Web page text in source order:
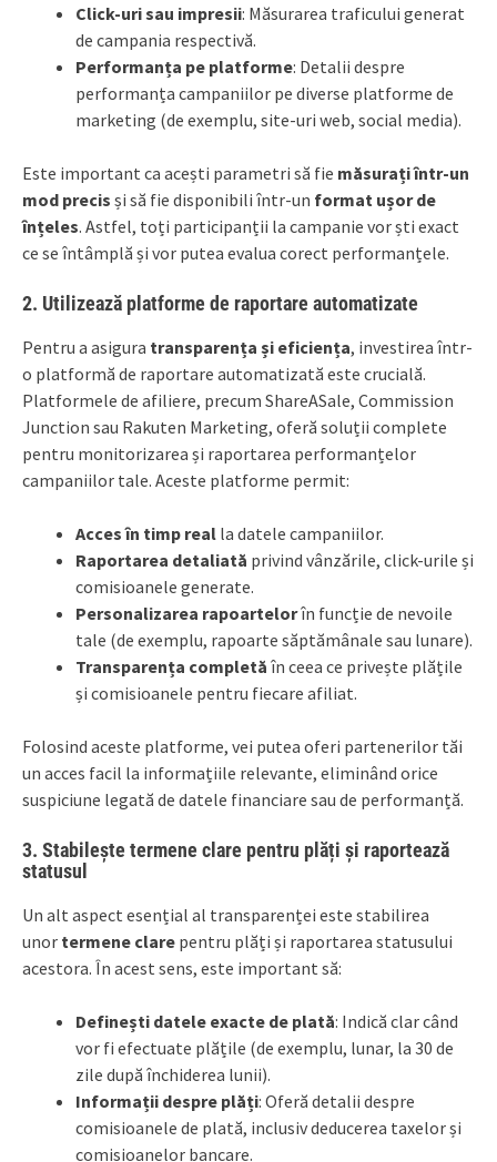
Click-uri sau impresii: Măsurarea traficului generat
de campania respectivă.
Performanța pe platforme: Detalii despre
performanța campaniilor pe diverse platforme de
marketing (de exemplu, site-uri web, social media).
Este important ca acești parametri să fie măsurați într-un
mod precis și să fie disponibili într-un format ușor de
înțeles. Astfel, toți participanții la campanie vor ști exact
ce se întâmplă și vor putea evalua corect performanțele.
2. Utilizează platforme de raportare automatizate
Pentru a asigura transparența și eficiența, investirea într-
o platformă de raportare automatizată este crucială.
Platformele de afiliere, precum ShareASale, Commission
Junction sau Rakuten Marketing, oferă soluții complete
pentru monitorizarea și raportarea performanțelor
campaniilor tale. Aceste platforme permit:
Acces în timp real la datele campaniilor.
Raportarea detaliată privind vânzările, click-urile și
comisioanele generate.
Personalizarea rapoartelorîn funcție de nevoile
tale (de exemplu, rapoarte săptămânale sau lunare).
Transparența completă în ceea ce privește plățile
și comisioanele pentru fiecare afiliat.
Folosind aceste platforme, vei putea oferi partenerilor tăi
un acces facil la informațiile relevante, eliminând orice
suspiciune legată de datele financiare sau de performanță.
3. Stabilește termene clare pentru plăți și raportează
statusul
Un alt aspect esențial al transparenței este stabilirea
unor termene clare pentru plăți și raportarea statusului
acestora. În acest sens, este important să:
Definești datele exacte de plată: Indică clar când
vor fi efectuate plățile (de exemplu, lunar, la 30 de
zile după închiderea lunii).
Informații despre plăți: Oferă detalii despre
comisioanele de plată, inclusiv deducerea taxelor și
comisioanelor bancare.